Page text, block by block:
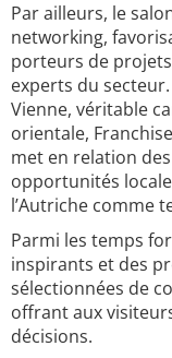
Par ailleurs, le
networking,
porteurs de
experts du
Vienne, véritable
orientale,
met en relation
opportunités
l’Autriche comme
Parmi les temps
inspirants et des
sélectionnées de
offrant aux
décisions.